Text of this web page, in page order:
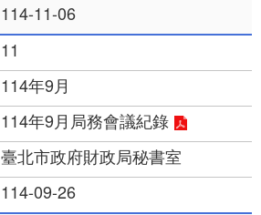
114-11-06
11
114年9月
114年9月局務會議紀錄
臺北市政府財政局秘書室
114-09-26